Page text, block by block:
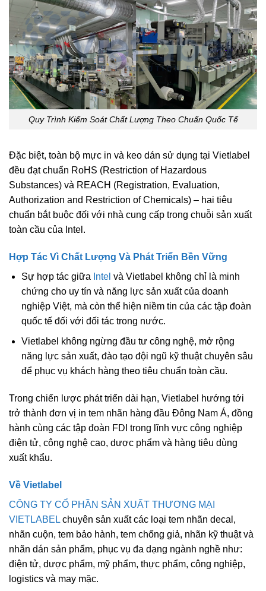
Quy Trình Kiểm Soát Chất Lượng Theo Chuẩn Quốc Tế
Đặc biệt, toàn bộ mực in và keo dán sử dụng tại Vietlabel
đều đạt chuẩn RoHS (Restriction of Hazardous
Substances) và REACH (Registration, Evaluation,
Authorization and Restriction of Chemicals) – hai tiêu
chuẩn bắt buộc đối với nhà cung cấp trong chuỗi sản xuất
toàn cầu của Intel.
Hợp Tác Vì Chất Lượng Và Phát Triển Bền Vững
Sự hợp tác giữa Intel và Vietlabel không chỉ là minh
chứng cho uy tín và năng lực sản xuất của doanh
nghiệp Việt, mà còn thể hiện niềm tin của các tập đoàn
quốc tế đối với đối tác trong nước.
Vietlabel không ngừng đầu tư công nghệ, mở rộng
năng lực sản xuất, đào tạo đội ngũ kỹ thuật chuyên sâu
để phục vụ khách hàng theo tiêu chuẩn toàn cầu.
Trong chiến lược phát triển dài hạn, Vietlabel hướng tới
trở thành đơn vị in tem nhãn hàng đầu Đông Nam Á, đồng
hành cùng các tập đoàn FDI trong lĩnh vực công nghiệp
điện tử, công nghệ cao, dược phẩm và hàng tiêu dùng
xuất khẩu.
Về Vietlabel
CÔNG TY CỔ PHẦN SẢN XUẤT THƯƠNG MẠI
VIETLABEL chuyên sản xuất các loại tem nhãn decal,
nhãn cuộn, tem bảo hành, tem chống giả, nhãn kỹ thuật và
nhãn dán sản phẩm, phục vụ đa dạng ngành nghề như:
điện tử, dược phẩm, mỹ phẩm, thực phẩm, công nghiệp,
logistics và may mặc.